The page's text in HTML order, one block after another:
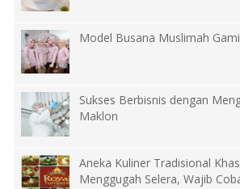
Model Busana Muslimah
Sukses Berbisnis dengan
Maklon
Aneka Kuliner Tradisional
Menggugah Selera, Wajib